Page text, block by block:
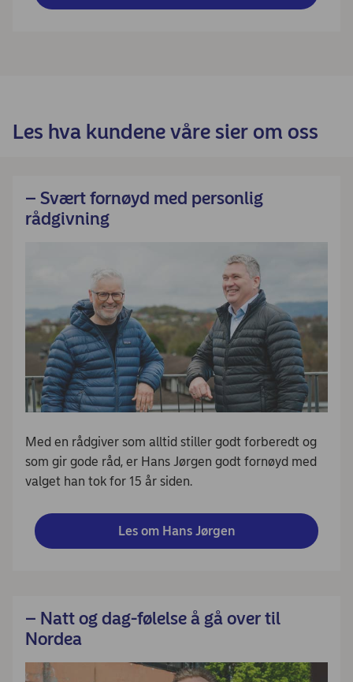
Les hva kundene våre sier om oss
– Svært fornøyd med personlig
rådgivning
Med en rådgiver som alltid stiller godt forberedt og
som gir gode råd, er Hans Jørgen godt fornøyd med
valget han tok for 15 år siden.
Les om Hans Jørgen
– Natt og dag-følelse å gå over til
Nordea